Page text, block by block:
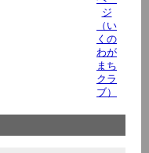
ジ
（い
くの
わが
まち
クラ
ブ）